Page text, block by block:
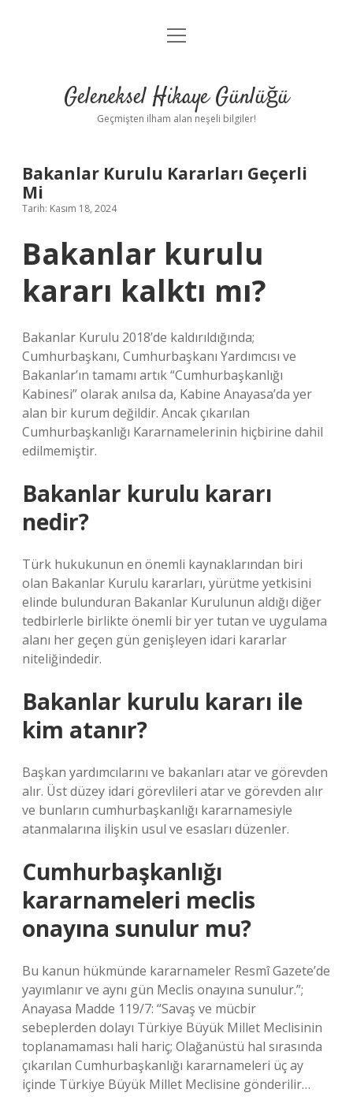
Anasayfa
Yasal Uyarı
menüyü
Geleneksel Hikaye Günlüğü
Geçmişten ilham alan neşeli bilgiler!
Bakanlar Kurulu Kararları Geçerli
Mi
Tarih: Kasım 18, 2024
Bakanlar kurulu
kararı kalktı mı?
Bakanlar Kurulu 2018’de kaldırıldığında;
Cumhurbaşkanı, Cumhurbaşkanı Yardımcısı ve
Bakanlar’ın tamamı artık “Cumhurbaşkanlığı
Kabinesi” olarak anılsa da, Kabine Anayasa’da yer
alan bir kurum değildir. Ancak çıkarılan
Cumhurbaşkanlığı Kararnamelerinin hiçbirine dahil
edilmemiştir.
Bakanlar kurulu kararı
nedir?
Türk hukukunun en önemli kaynaklarından biri
olan Bakanlar Kurulu kararları, yürütme yetkisini
elinde bulunduran Bakanlar Kurulunun aldığı diğer
tedbirlerle birlikte önemli bir yer tutan ve uygulama
alanı her geçen gün genişleyen idari kararlar
niteliğindedir.
Bakanlar kurulu kararı ile
kim atanır?
Başkan yardımcılarını ve bakanları atar ve görevden
alır. Üst düzey idari görevlileri atar ve görevden alır
ve bunların cumhurbaşkanlığı kararnamesiyle
atanmalarına ilişkin usul ve esasları düzenler.
Cumhurbaşkanlığı
kararnameleri meclis
onayına sunulur mu?
Bu kanun hükmünde kararnameler Resmî Gazete’de
yayımlanır ve aynı gün Meclis onayına sunulur.”;
Anayasa Madde 119/7: “Savaş ve mücbir
sebeplerden dolayı Türkiye Büyük Millet Meclisinin
toplanamaması hali hariç; Olağanüstü hal sırasında
çıkarılan Cumhurbaşkanlığı kararnameleri üç ay
içinde Türkiye Büyük Millet Meclisine gönderilir…